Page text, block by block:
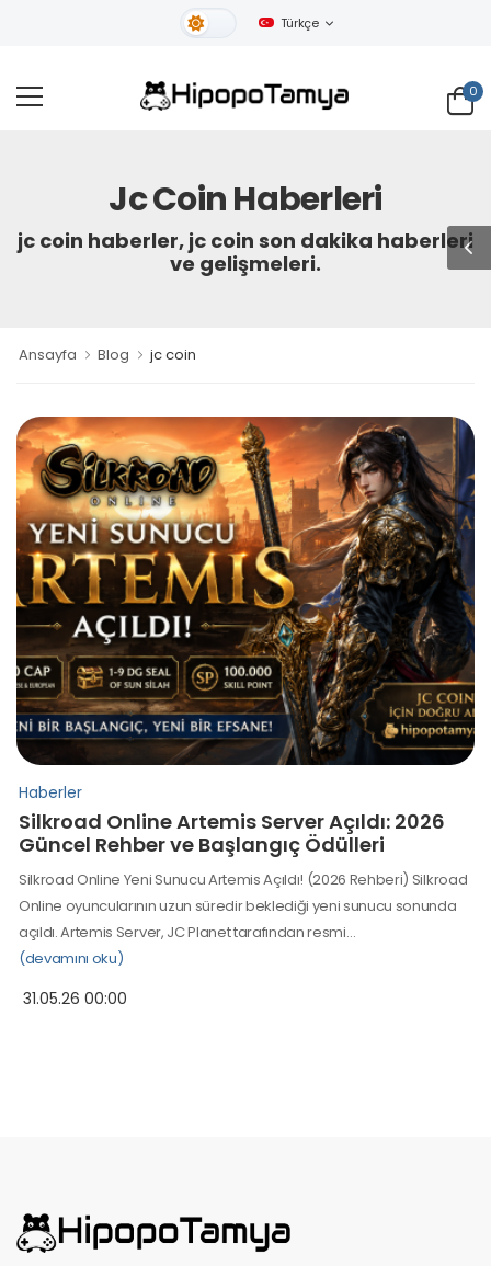
Gündüz Tema
Türkçe
0
Jc Coin Haberleri
jc coin haberler, jc coin son dakika haberleri
ve gelişmeleri.
Ansayfa Blog jc coin
Haberler
Silkroad Online Artemis Server Açıldı: 2026
Güncel Rehber ve Başlangıç Ödülleri
Silkroad Online Yeni Sunucu Artemis Açıldı! (2026 Rehberi) Silkroad
Online oyuncularının uzun süredir beklediği yeni sunucu sonunda
açıldı. Artemis Server, JC Planet tarafından resmi…
(devamını oku)
31.05.26 00:00